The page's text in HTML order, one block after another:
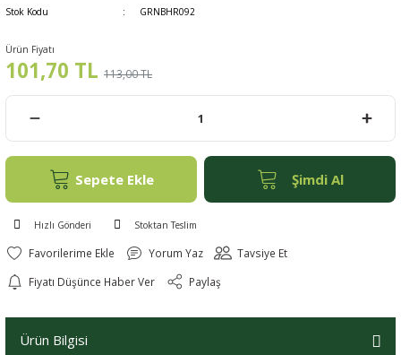
Stok Kodu
GRNBHR092
Ürün Fiyatı
101,70 TL 113,00 TL
Sepete Ekle Şimdi Al
Hızlı Gönderi Stoktan Teslim
Yorum Yaz
Tavsiye Et
Fiyatı Düşünce Haber Ver
Paylaş
Ürün Bilgisi